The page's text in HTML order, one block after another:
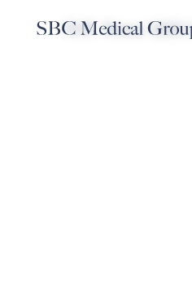
TOP News